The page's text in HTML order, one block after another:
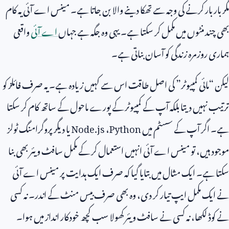
مگر بار بار کرنے کی وجہ سے تھکا دینے والا بن جاتا ہے۔ مینس اے آئی یہ کام
بھی چند منٹوں میں مکمل کر سکتا ہے۔ یہی وہ جگہ ہے جہاںاے آئیواقعی
ہماری روزمرہ زندگی کو آسان بناتی ہے۔
لیکن “مائی کمپیوٹر” کی اصل طاقت اس سے کہیں زیادہ ہے۔ یہ صرف فائلز کو
ترتیب نہیں دیتا بلکہ آپ کے کمپیوٹر کے پورے ماحول کے ساتھ کام کر سکتا
ہے۔ اگر آپ کے سسٹم میںPython،Node.jsیا دیگر پروگرامنگ ٹولز
موجود ہیں، تو مینس اے آئی انہیں استعمال کر کے مکمل سافٹ ویئر بھی بنا
سکتا ہے۔ ایک مثال میں بتایا گیا کہ صرف ایک ہدایت پر مینس اے آئی
نے ایک مکمل ایپ تیار کر دی، وہ بھی صرف بیس منٹ کے اندر۔ نہ کسی
نے کوڈ لکھا، نہ کسی نے سافٹ ویئر کھولا سب کچھ خودکار انداز میں ہوا۔